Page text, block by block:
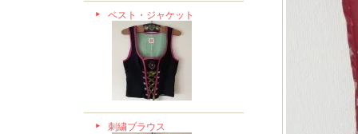
ベスト・ジャケット
刺繍ブラウス